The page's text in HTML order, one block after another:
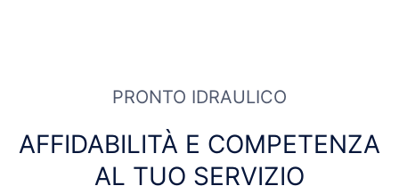
PRONTO IDRAULICO
AFFIDABILITÀ E COMPETENZA
AL TUO SERVIZIO